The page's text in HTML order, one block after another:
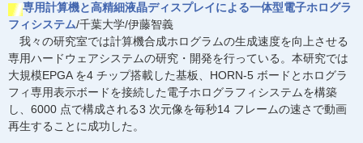
専用計算機と高精細液晶ディスプレイによる一体型電子ホログラ
フィシステム/千葉大学/伊藤智義
我々の研究室では計算機合成ホログラムの生成速度を向上させる
専用ハードウェアシステムの研究・開発を行っている。本研究では
大規模EPGA を4 チップ搭載した基板、HORN-5 ボードとホログラ
フィ専用表示ボードを接続した電子ホログラフィシステムを構築
し、6000 点で構成される3 次元像を毎秒14 フレームの速さで動画
再生することに成功した。